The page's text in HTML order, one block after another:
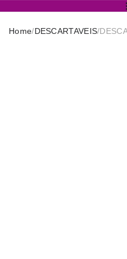
Home/DESCARTAVEIS/